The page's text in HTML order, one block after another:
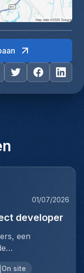
01/07/2026
developer
een
op zoek naar
On site